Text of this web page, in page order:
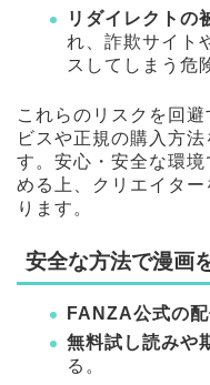
リダイレクトの
れ、詐欺サイト
スしてしまう危
これらのリスクを回
ビスや正規の購入方
す。安心・安全な環
める上、クリエイタ
ります。
安全な方法で漫画
FANZA公式の
無料試し読みや
る。